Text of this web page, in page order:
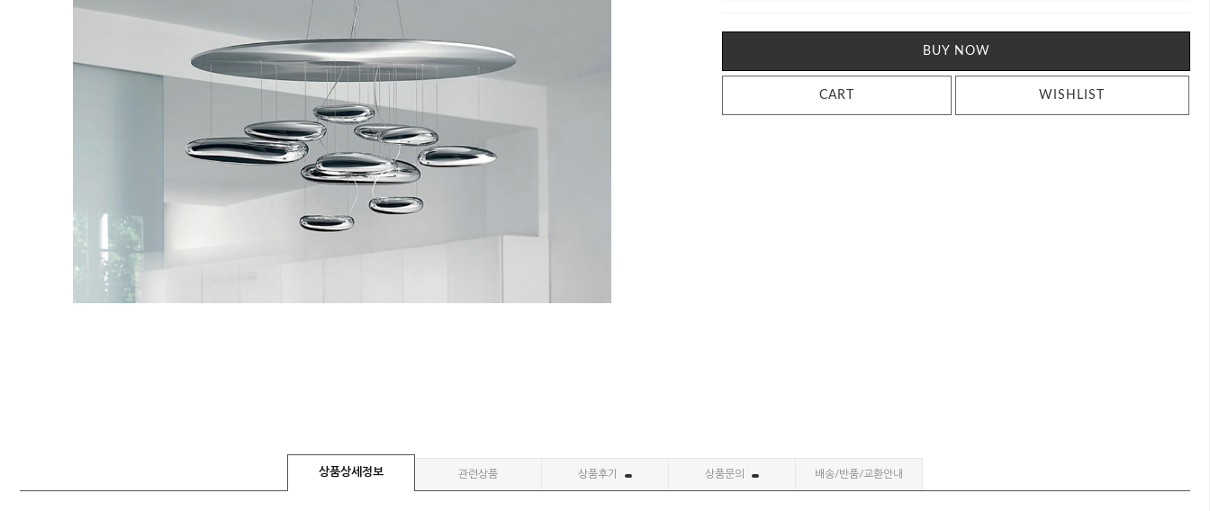
BUY NOW
CART WISHLIST
상품상세정보 관련상품 상품후기 상품문의 배송/반품/교환안내